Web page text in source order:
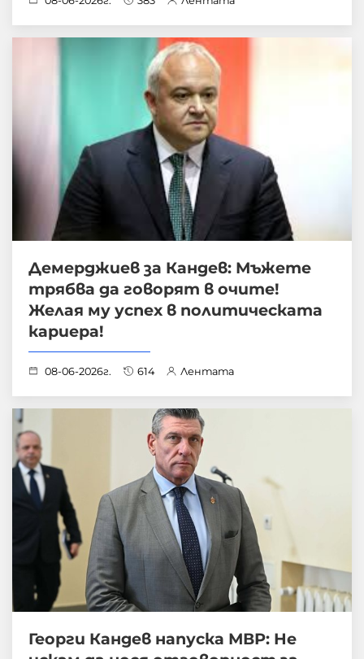
Демерджиев за Кандев: Мъжете
трябва да говорят в очите!
Желая му успех в политическата
кариера!
08-06-2026г. 614 Лентата
Георги Кандев напуска МВР: Не